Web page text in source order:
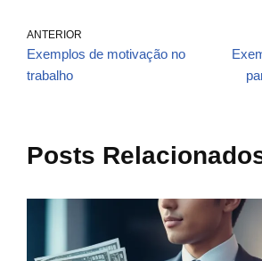
ANTERIOR
Exemplos de motivação no
trabalho
Posts